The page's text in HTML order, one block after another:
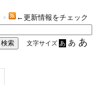
←更新情報をチェック
文字サイズ あ あ あ